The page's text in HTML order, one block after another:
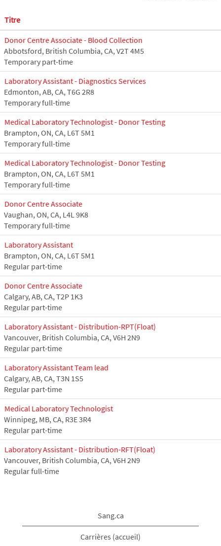
Titre
Donor Centre Associate - Blood Collection
Abbotsford, British Columbia, CA, V2T 4M5
Temporary part-time
Laboratory Assistant - Diagnostics Services
Edmonton, AB, CA, T6G 2R8
Temporary full-time
Medical Laboratory Technologist - Donor Testing
Brampton, ON, CA, L6T 5M1
Temporary full-time
Medical Laboratory Technologist - Donor Testing
Brampton, ON, CA, L6T 5M1
Temporary full-time
Donor Centre Associate
Vaughan, ON, CA, L4L 9K8
Temporary full-time
Laboratory Assistant
Brampton, ON, CA, L6T 5M1
Regular part-time
Donor Centre Associate
Calgary, AB, CA, T2P 1K3
Regular part-time
Laboratory Assistant - Distribution-RPT(Float)
Vancouver, British Columbia, CA, V6H 2N9
Regular part-time
Laboratory Assistant Team lead
Calgary, AB, CA, T3N 1S5
Regular part-time
Medical Laboratory Technologist
Winnipeg, MB, CA, R3E 3R4
Regular part-time
Laboratory Assistant - Distribution-RFT(Float)
Vancouver, British Columbia, CA, V6H 2N9
Regular full-time
Sang.ca
Carrières (accueil)